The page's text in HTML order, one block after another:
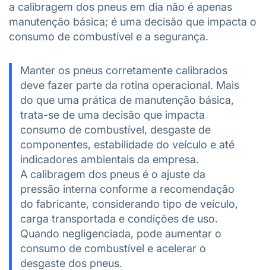
a calibragem dos pneus em dia não é apenas
manutenção básica; é uma decisão que impacta o
consumo de combustível e a segurança.
Manter os pneus corretamente calibrados
deve fazer parte da rotina operacional. Mais
do que uma prática de manutenção básica,
trata-se de uma decisão que impacta
consumo de combustível, desgaste de
componentes, estabilidade do veículo e até
indicadores ambientais da empresa.
A calibragem dos pneus é o ajuste da
pressão interna conforme a recomendação
do fabricante, considerando tipo de veículo,
carga transportada e condições de uso.
Quando negligenciada, pode aumentar o
consumo de combustível e acelerar o
desgaste dos pneus.